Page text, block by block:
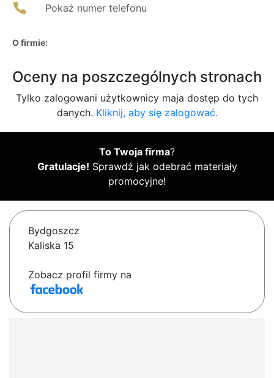
Pokaż numer telefonu
O firmie:
Oceny na poszczególnych stronach
Tylko zalogowani użytkownicy maja dostęp do tych
danych. Kliknij, aby się zalogować.
To Twoja firma?
Gratulacje! Sprawdź jak odebrać materiały
promocyjne!
Bydgoszcz
Kaliska 15
Zobacz profil firmy na